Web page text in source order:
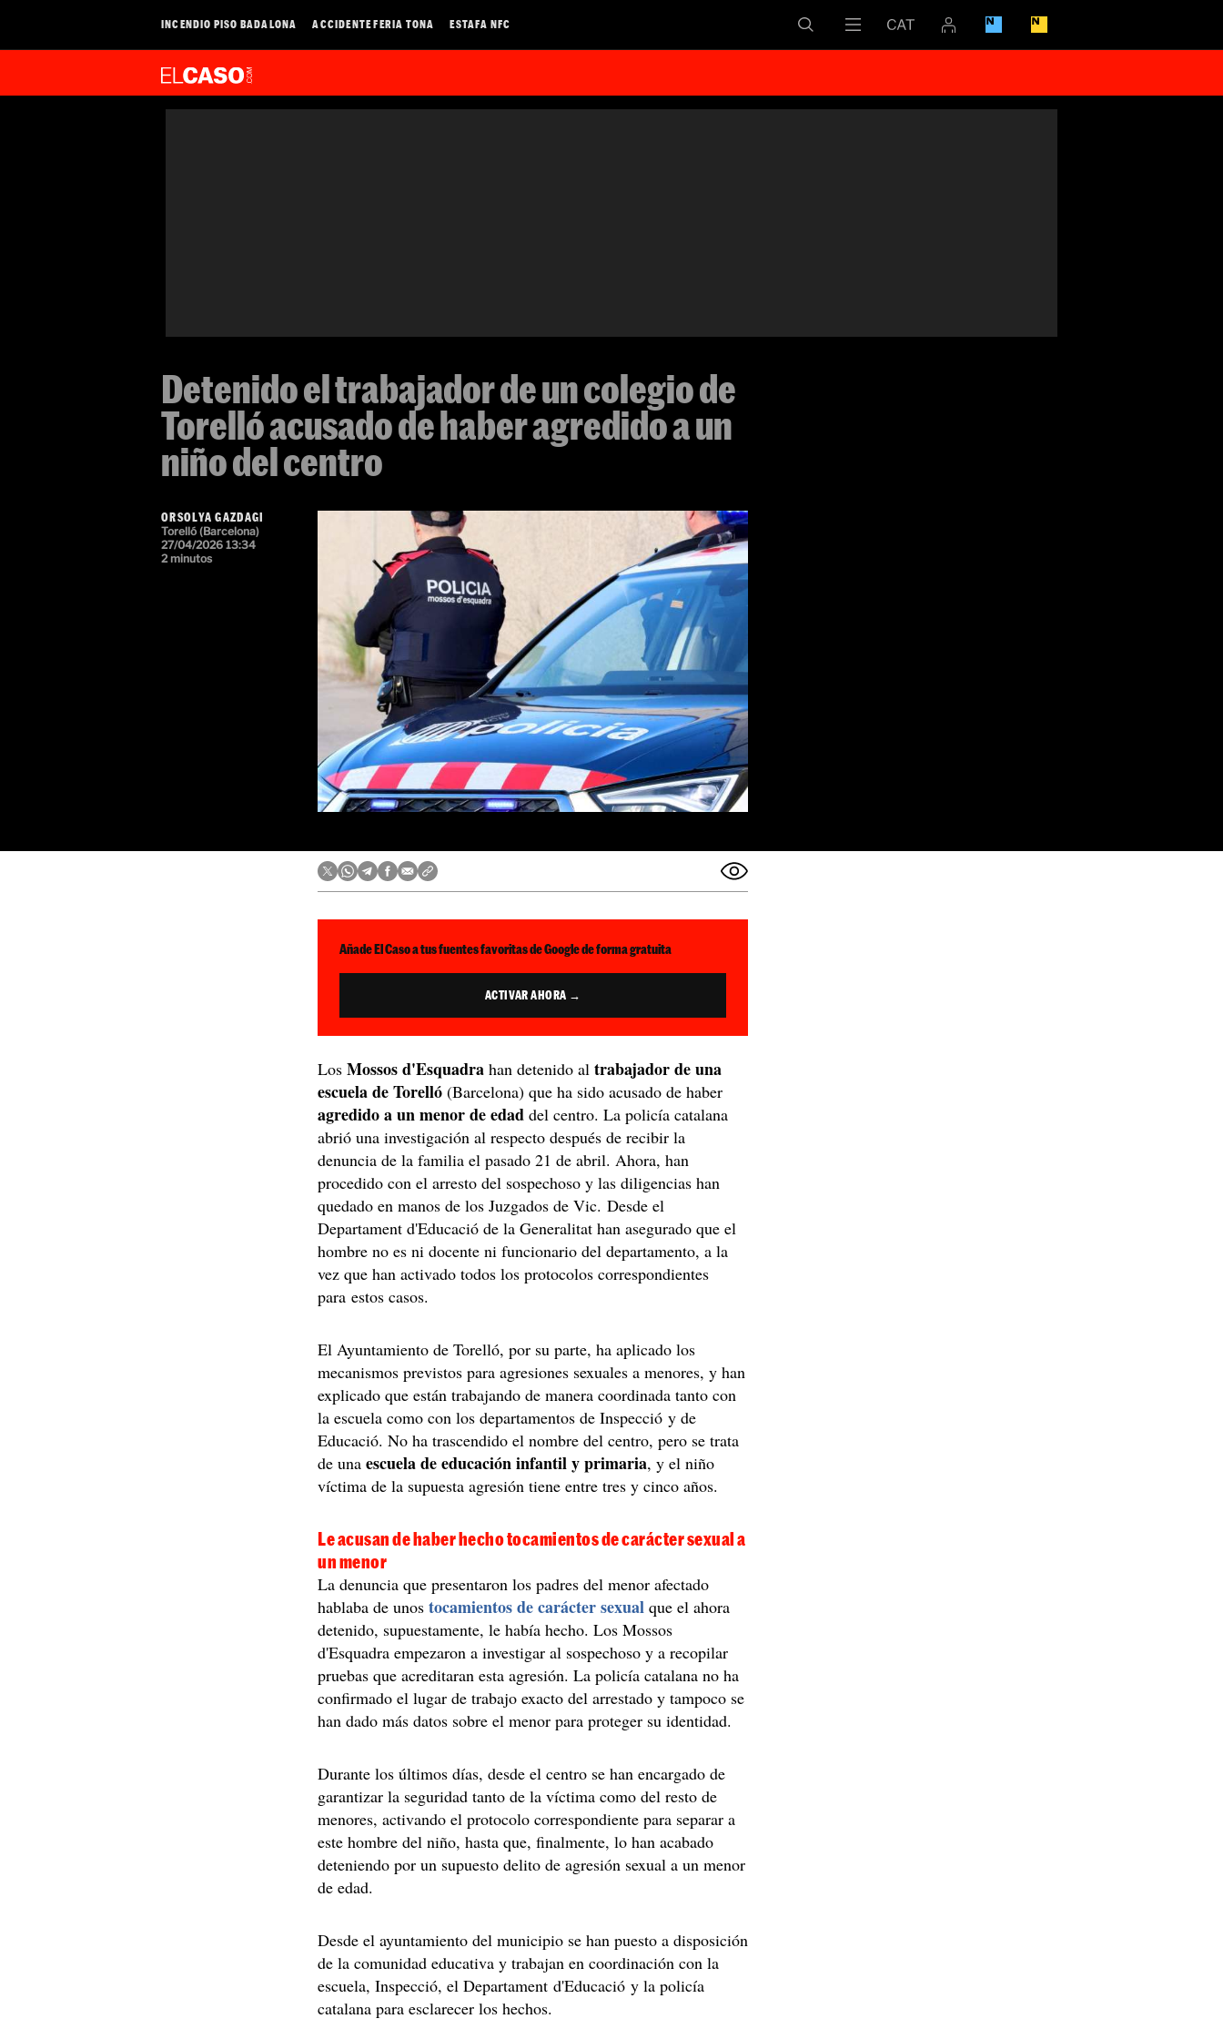
INCENDIO PISO BADALONA ACCIDENTE FERIA TONA ESTAFA NFC
Detenido el trabajador de un colegio de
Torelló acusado de haber agredido a un
niño del centro
ORSOLYA GAZDAGI
Torelló (Barcelona)
27/04/2026 13:34
2 minutos
Añade El Caso a tus fuentes favoritas de Google de forma gratuita
ACTIVAR AHORA →
LosMossos d'Esquadra han detenido al trabajador de una
escuela de Torelló (Barcelona) que ha sido acusado de haber
agredido a un menor de edaddel centro. La policía catalana
abrió una investigación al respecto después de recibir la
denuncia de la familia el pasado 21 de abril. Ahora, han
procedido con el arresto del sospechoso y las diligencias han
quedado en manos de los Juzgados de Vic. Desde el
Departament d'Educació de la Generalitat han asegurado que el
hombre no es ni docente ni funcionario del departamento, a la
vez que han activado todos los protocolos correspondientes
para estos casos.
El Ayuntamiento de Torelló, por su parte, ha aplicado los
mecanismos previstos para agresiones sexuales a menores, y han
explicado que están trabajando de manera coordinada tanto con
la escuela como con los departamentos de Inspecció y de
Educació. No ha trascendido el nombre del centro, pero se trata
de unaescuela de educación infantil y primaria, y el niño
víctima de la supuesta agresión tiene entre tres y cinco años.
Le acusan de haber hecho tocamientos de carácter sexual a
un menor
La denuncia que presentaron los padres del menor afectado
hablaba de unos tocamientos de carácter sexual que el ahora
detenido, supuestamente, le había hecho. Los Mossos
d'Esquadra empezaron a investigar al sospechoso y a recopilar
pruebas que acreditaran esta agresión. La policía catalana no ha
confirmado el lugar de trabajo exacto del arrestado y tampoco se
han dado más datos sobre el menor para proteger su identidad.
Durante los últimos días, desde el centro se han encargado de
garantizar la seguridad tanto de la víctima como del resto de
menores, activando el protocolo correspondiente para separar a
este hombre del niño, hasta que, finalmente, lo han acabado
deteniendo por un supuesto delito de agresión sexual a un menor
de edad.
Desde el ayuntamiento del municipio se han puesto a disposición
de la comunidad educativa y trabajan en coordinación con la
escuela, Inspecció, el Departament d'Educació y la policía
catalana para esclarecer los hechos.